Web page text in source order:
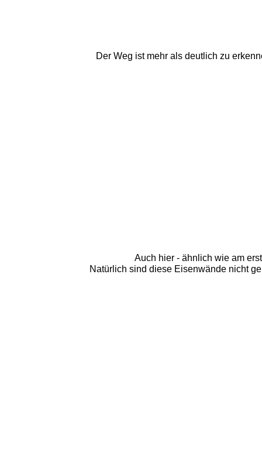
Der Weg ist mehr als deutlich zu
Auch hier - ähnlich wie am
Natürlich sind diese Eisenwände nicht